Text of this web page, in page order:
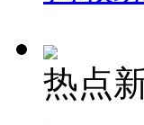
热点